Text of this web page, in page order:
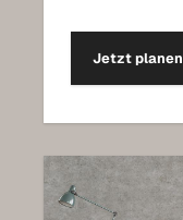
Jetzt planen